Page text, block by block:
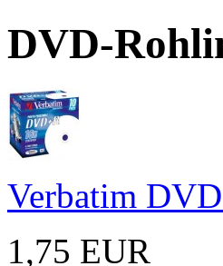
DVD-
Verbatim
1,75 EUR